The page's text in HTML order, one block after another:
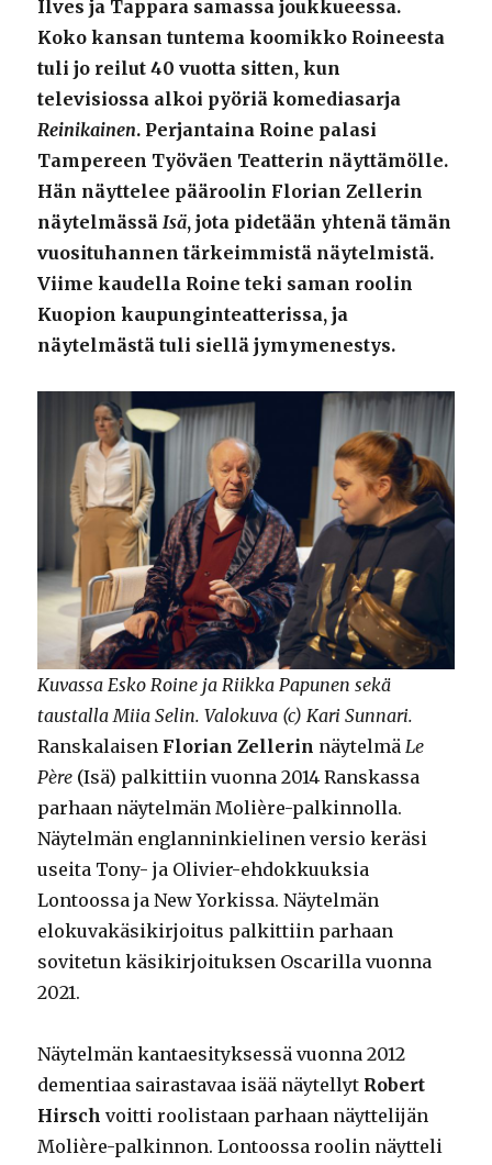
Ilves ja Tappara samassa joukkueessa.
Koko kansan tuntema koomikko Roineesta
tuli jo reilut 40 vuotta sitten, kun
televisiossa alkoi pyöriä komediasarja
Reinikainen. Perjantaina Roine palasi
Tampereen Työväen Teatterin näyttämölle.
Hän näyttelee pääroolin Florian Zellerin
näytelmässäIsä, jota pidetään yhtenä tämän
vuosituhannen tärkeimmistä näytelmistä.
Viime kaudella Roine teki saman roolin
Kuopion kaupunginteatterissa, ja
näytelmästä tuli siellä jymymenestys.
Kuvassa Esko Roine ja Riikka Papunen sekä
taustalla Miia Selin. Valokuva (c) Kari Sunnari.
Ranskalaisen Florian Zellerin näytelmäLe
Père (Isä) palkittiin vuonna 2014 Ranskassa
parhaan näytelmän Molière-palkinnolla.
Näytelmän englanninkielinen versio keräsi
useita Tony- ja Olivier-ehdokkuuksia
Lontoossa ja New Yorkissa. Näytelmän
elokuvakäsikirjoitus palkittiin parhaan
sovitetun käsikirjoituksen Oscarilla vuonna
2021.
Näytelmän kantaesityksessä vuonna 2012
dementiaa sairastavaa isää näytellyt Robert
Hirsch voitti roolistaan parhaan näyttelijän
Molière-palkinnon. Lontoossa roolin näytteli